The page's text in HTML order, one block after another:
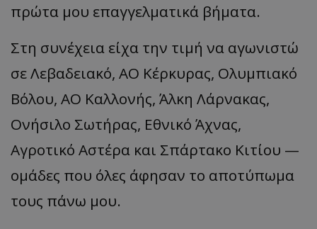
πρώτα μου επαγγελματικά βήματα.
Στη συνέχεια είχα την τιμή να αγωνιστώ
σε Λεβαδειακό, ΑΟ Κέρκυρας, Ολυμπιακό
Βόλου, ΑΟ Καλλονής, Άλκη Λάρνακας,
Ονήσιλο Σωτήρας, Εθνικό Άχνας,
Αγροτικό Αστέρα και Σπάρτακο Κιτίου —
ομάδες που όλες άφησαν το αποτύπωμα
τους πάνω μου.